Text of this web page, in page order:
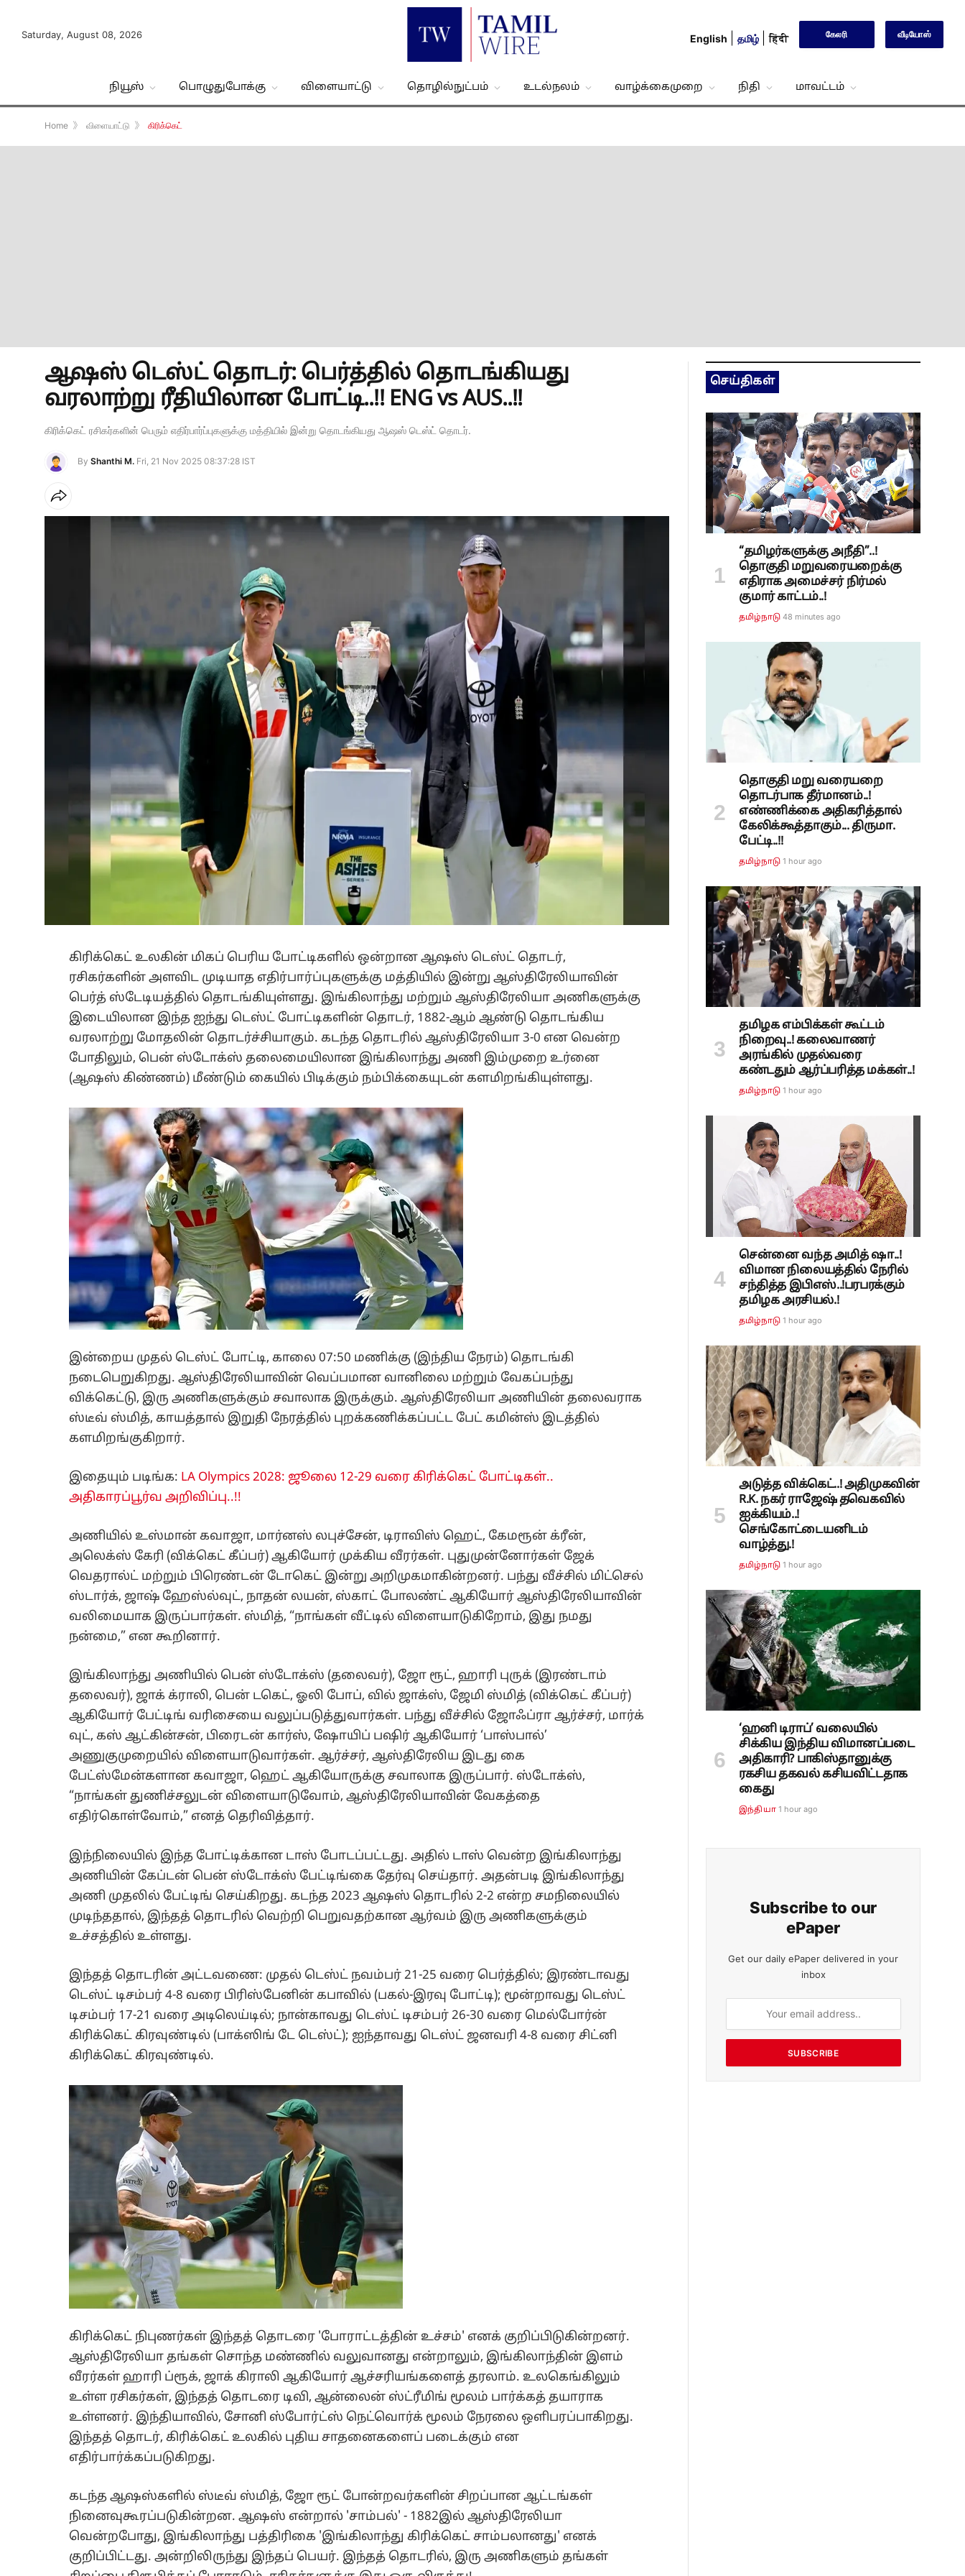
Saturday, August 08, 2026 English தமிழ் हिंदी கேலரி வீடியோஸ்
நியூஸ் பொழுதுபோக்கு விளையாட்டு தொழில்நுட்பம் உடல்நலம் வாழ்க்கைமுறை நிதி மாவட்டம்
Home 》 விளையாட்டு 》 கிரிக்கெட்
ஆஷஸ் டெஸ்ட் தொடர்: பெர்த்தில் தொடங்கியது
வரலாற்று ரீதியிலான போட்டி..!! ENG vs AUS..!!
கிரிக்கெட் ரசிகர்களின் பெரும் எதிர்பார்ப்புகளுக்கு மத்தியில் இன்று தொடங்கியது ஆஷஸ் டெஸ்ட் தொடர்.
By Shanthi M. Fri, 21 Nov 2025 08:37:28 IST
கிரிக்கெட் உலகின் மிகப் பெரிய போட்டிகளில் ஒன்றான ஆஷஸ் டெஸ்ட் தொடர்,
ரசிகர்களின் அளவிட முடியாத எதிர்பார்ப்புகளுக்கு மத்தியில் இன்று ஆஸ்திரேலியாவின்
பெர்த் ஸ்டேடியத்தில் தொடங்கியுள்ளது. இங்கிலாந்து மற்றும் ஆஸ்திரேலியா அணிகளுக்கு
இடையிலான இந்த ஐந்து டெஸ்ட் போட்டிகளின் தொடர், 1882-ஆம் ஆண்டு தொடங்கிய
வரலாற்று மோதலின் தொடர்ச்சியாகும். கடந்த தொடரில் ஆஸ்திரேலியா 3-0 என வென்ற
போதிலும், பென் ஸ்டோக்ஸ் தலைமையிலான இங்கிலாந்து அணி இம்முறை உர்னை
(ஆஷஸ் கிண்ணம்) மீண்டும் கையில் பிடிக்கும் நம்பிக்கையுடன் களமிறங்கியுள்ளது.
இன்றைய முதல் டெஸ்ட் போட்டி, காலை 07:50 மணிக்கு (இந்திய நேரம்) தொடங்கி
நடைபெறுகிறது. ஆஸ்திரேலியாவின் வெப்பமான வானிலை மற்றும் வேகப்பந்து
விக்கெட்டு, இரு அணிகளுக்கும் சவாலாக இருக்கும். ஆஸ்திரேலியா அணியின் தலைவராக
ஸ்டீவ் ஸ்மித், காயத்தால் இறுதி நேரத்தில் புறக்கணிக்கப்பட்ட பேட் கமின்ஸ் இடத்தில்
களமிறங்குகிறார்.
இதையும் படிங்க: LA Olympics 2028: ஜூலை 12-29 வரை கிரிக்கெட் போட்டிகள்..
அதிகாரப்பூர்வ அறிவிப்பு..!!
அணியில் உஸ்மான் கவாஜா, மார்னஸ் லபுச்சேன், டிராவிஸ் ஹெட், கேமரூன் க்ரீன்,
அலெக்ஸ் கேரி (விக்கெட் கீப்பர்) ஆகியோர் முக்கிய வீரர்கள். புதுமுன்னோர்கள் ஜேக்
வெதரால்ட் மற்றும் பிரெண்டன் டோகெட் இன்று அறிமுகமாகின்றனர். பந்து வீச்சில் மிட்செல்
ஸ்டார்க், ஜாஷ் ஹேஸ்ல்வுட், நாதன் லயன், ஸ்காட் போலண்ட் ஆகியோர் ஆஸ்திரேலியாவின்
வலிமையாக இருப்பார்கள். ஸ்மித், “நாங்கள் வீட்டில் விளையாடுகிறோம், இது நமது
நன்மை,” என கூறினார்.
இங்கிலாந்து அணியில் பென் ஸ்டோக்ஸ் (தலைவர்), ஜோ ரூட், ஹாரி புருக் (இரண்டாம்
தலைவர்), ஜாக் க்ராலி, பென் டகெட், ஓலி போப், வில் ஜாக்ஸ், ஜேமி ஸ்மித் (விக்கெட் கீப்பர்)
ஆகியோர் பேட்டிங் வரிசையை வலுப்படுத்துவார்கள். பந்து வீச்சில் ஜோஃப்ரா ஆர்ச்சர், மார்க்
வுட், கஸ் ஆட்கின்சன், பிரைடன் கார்ஸ், ஷோயிப் பஷிர் ஆகியோர் ‘பாஸ்பால்’
அணுகுமுறையில் விளையாடுவார்கள். ஆர்ச்சர், ஆஸ்திரேலிய இடது கை
பேட்ஸ்மேன்களான கவாஜா, ஹெட் ஆகியோருக்கு சவாலாக இருப்பார். ஸ்டோக்ஸ்,
“நாங்கள் துணிச்சலுடன் விளையாடுவோம், ஆஸ்திரேலியாவின் வேகத்தை
எதிர்கொள்வோம்,” எனத் தெரிவித்தார்.
இந்நிலையில் இந்த போட்டிக்கான டாஸ் போடப்பட்டது. அதில் டாஸ் வென்ற இங்கிலாந்து
அணியின் கேப்டன் பென் ஸ்டோக்ஸ் பேட்டிங்கை தேர்வு செய்தார். அதன்படி இங்கிலாந்து
அணி முதலில் பேட்டிங் செய்கிறது. கடந்த 2023 ஆஷஸ் தொடரில் 2-2 என்ற சமநிலையில்
முடிந்ததால், இந்தத் தொடரில் வெற்றி பெறுவதற்கான ஆர்வம் இரு அணிகளுக்கும்
உச்சத்தில் உள்ளது.
இந்தத் தொடரின் அட்டவணை: முதல் டெஸ்ட் நவம்பர் 21-25 வரை பெர்த்தில்; இரண்டாவது
டெஸ்ட் டிசம்பர் 4-8 வரை பிரிஸ்பேனின் கபாவில் (பகல்-இரவு போட்டி); மூன்றாவது டெஸ்ட்
டிசம்பர் 17-21 வரை அடிலெய்டில்; நான்காவது டெஸ்ட் டிசம்பர் 26-30 வரை மெல்போர்ன்
கிரிக்கெட் கிரவுண்டில் (பாக்ஸிங் டே டெஸ்ட்); ஐந்தாவது டெஸ்ட் ஜனவரி 4-8 வரை சிட்னி
கிரிக்கெட் கிரவுண்டில்.
கிரிக்கெட் நிபுணர்கள் இந்தத் தொடரை 'போராட்டத்தின் உச்சம்' எனக் குறிப்பிடுகின்றனர்.
ஆஸ்திரேலியா தங்கள் சொந்த மண்ணில் வலுவானது என்றாலும், இங்கிலாந்தின் இளம்
வீரர்கள் ஹாரி ப்ரூக், ஜாக் கிராலி ஆகியோர் ஆச்சரியங்களைத் தரலாம். உலகெங்கிலும்
உள்ள ரசிகர்கள், இந்தத் தொடரை டிவி, ஆன்லைன் ஸ்ட்ரீமிங் மூலம் பார்க்கத் தயாராக
உள்ளனர். இந்தியாவில், சோனி ஸ்போர்ட்ஸ் நெட்வொர்க் மூலம் நேரலை ஒளிபரப்பாகிறது.
இந்தத் தொடர், கிரிக்கெட் உலகில் புதிய சாதனைகளைப் படைக்கும் என
எதிர்பார்க்கப்படுகிறது.
கடந்த ஆஷஸ்களில் ஸ்டீவ் ஸ்மித், ஜோ ரூட் போன்றவர்களின் சிறப்பான ஆட்டங்கள்
நினைவுகூரப்படுகின்றன. ஆஷஸ் என்றால் 'சாம்பல்' - 1882இல் ஆஸ்திரேலியா
வென்றபோது, இங்கிலாந்து பத்திரிகை 'இங்கிலாந்து கிரிக்கெட் சாம்பலானது' எனக்
குறிப்பிட்டது. அன்றிலிருந்து இந்தப் பெயர். இந்தத் தொடரில், இரு அணிகளும் தங்கள்
செய்திகள்
“தமிழர்களுக்கு அநீதி”..!
தொகுதி மறுவரையறைக்கு
எதிராக அமைச்சர் நிர்மல்
குமார் காட்டம்..!
தமிழ்நாடு 48 minutes ago
தொகுதி மறு வரையறை
தொடர்பாக தீர்மானம்..!
எண்ணிக்கை அதிகரித்தால்
கேலிக்கூத்தாகும்... திருமா.
பேட்டி..!!
தமிழ்நாடு 1 hour ago
தமிழக எம்பிக்கள் கூட்டம்
நிறைவு..! கலைவாணர்
அரங்கில் முதல்வரை
கண்டதும் ஆர்ப்பரித்த மக்கள்..!
தமிழ்நாடு 1 hour ago
சென்னை வந்த அமித் ஷா..!
விமான நிலையத்தில் நேரில்
சந்தித்த இபிஎஸ்..!பரபரக்கும்
தமிழக அரசியல்.!
தமிழ்நாடு 1 hour ago
அடுத்த விக்கெட்..! அதிமுகவின்
R.K. நகர் ராஜேஷ் தவெகவில்
ஐக்கியம்..!
செங்கோட்டையனிடம்
வாழ்த்து.!
தமிழ்நாடு 1 hour ago
‘ஹனி டிராப்’ வலையில்
சிக்கிய இந்திய விமானப்படை
அதிகாரி? பாகிஸ்தானுக்கு
ரகசிய தகவல் கசியவிட்டதாக
கைது
இந்தியா 1 hour ago
Subscribe to our
ePaper
Get our daily ePaper delivered in your
inbox
SUBSCRIBE